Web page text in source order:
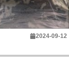
2024-09-12